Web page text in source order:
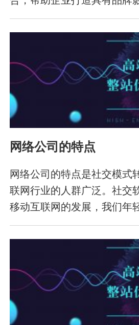
乐清TikTok推广公司推荐的
网站内容优质 百度排名与
更好的收录和推荐效果，
内容要具有可读性、可分享
频等内容的原创性。 关键
当地添加关键词，可以提高
键词的使用上，要注意合理
索引擎惩罚。 发布优质原
用户的关键。要想获得
网络公司的特点
网络公司的特点是社交模式
联网行业的人群广泛。社交
移动互联网的发展，我们年
许多公司也在制作社交软件